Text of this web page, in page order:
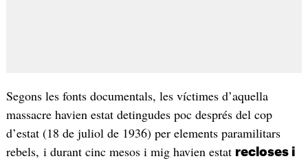
Segons les fonts documentals, les víctimes d’aquella
massacre havien estat detingudes poc després del cop
d’estat (18 de juliol de 1936) per elements paramilitars
rebels, i durant cinc mesos i mig havien estat recloses i